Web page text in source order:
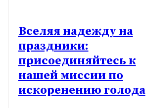
Вселяя надежду на
праздники:
присоединяйтесь к
нашей миссии по
искоренению голода